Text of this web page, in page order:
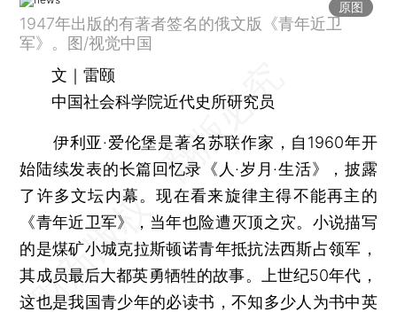
原图
1947年出版的有著者签名的俄文版《青年近卫
军》。图/视觉中国
文｜雷颐
中国社会科学院近代史所研究员
伊利亚·爱伦堡是著名苏联作家，自1960年开
始陆续发表的长篇回忆录《人·岁月·生活》，披露
了许多文坛内幕。现在看来旋律主得不能再主的
《青年近卫军》，当年也险遭灭顶之灾。小说描写
的是煤矿小城克拉斯顿诺青年抵抗法西斯占领军，
其成员最后大都英勇牺牲的故事。上世纪50年代，
这也是我国青少年的必读书，不知多少人为书中英